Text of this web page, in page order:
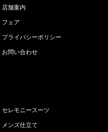
店舗案内
フェア
プライバシーポリシー
お問い合わせ
セレモニースーツ
メンズ仕立て